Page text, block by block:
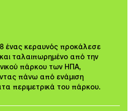
ένας κεραυνός προκάλεσε
ταλαιπωρημένο από την
πάρκου των ΗΠΑ,
πάνω από ενάμιση
περιμετρικά του πάρκου.